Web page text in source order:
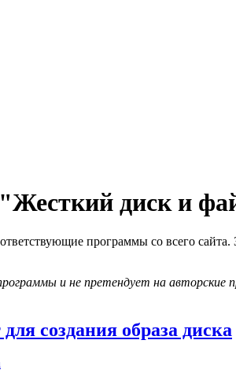
диск и
программы со всего
и не претендует на авторские
создания образа диска